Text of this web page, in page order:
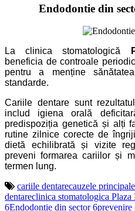
Endodontie din
La clinica stomatologică
beneficia de controale
pentru a menține
standarde.
Cariile dentare sunt
includ igiena orală
predispoziția genetică și alți
rutine zilnice corecte de
dietă echilibrată și vizite
preveni formarea cariilor și
termen lung.
cariile dentarecauzele
dentareclinica stomatologica Plaza
6Endodontie din sector 6prevenire